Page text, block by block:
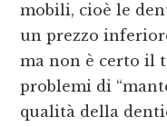
mobili, cioè le
un prezzo
ma non è certo il
problemi di
qualità della